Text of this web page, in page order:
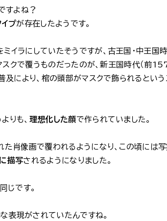
すよね？
プが存在したようです。
ミイラにしていたそうですが、古王国・中王国
クで覆うものだったのが、新王国時代（前
により、棺の頭部がマスクで飾られるという
りも、 理想化した顔で作られていました。
肖像画で覆われるようになり、この頃には
描写されるようになりました。
じです。
表現がされていたんですね。